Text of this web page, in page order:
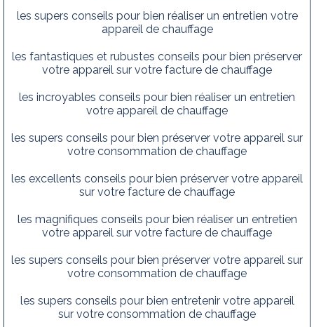
les supers conseils pour bien réaliser un entretien votre
appareil de chauffage
les fantastiques et rubustes conseils pour bien préserver
votre appareil sur votre facture de chauffage
les incroyables conseils pour bien réaliser un entretien
votre appareil de chauffage
les supers conseils pour bien préserver votre appareil sur
votre consommation de chauffage
les excellents conseils pour bien préserver votre appareil
sur votre facture de chauffage
les magnifiques conseils pour bien réaliser un entretien
votre appareil sur votre facture de chauffage
les supers conseils pour bien préserver votre appareil sur
votre consommation de chauffage
les supers conseils pour bien entretenir votre appareil
sur votre consommation de chauffage